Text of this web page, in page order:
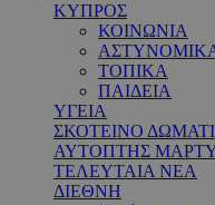
ΚΥΠΡΟΣ
ΚΟΙΝΩΝΙΑ
ΤΟΠΙΚΑ
ΠΑΙΔΕΙΑ
ΥΓΕΙΑ
ΣΚΟΤΕΙΝΟ
ΑΥΤΟΠΤΗΣ
ΤΕΛΕΥΤΑΙΑ ΝΕΑ
ΔΙΕΘΝΗ